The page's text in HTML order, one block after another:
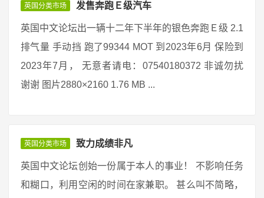
英国分类市场 发售奔跑Ｅ级汽车
英国中文论坛出一辆十二年下半年的银色奔跑Ｅ级 2.1
排气量 手动挡 跑了99344 MOT 到2023年6月 保险到
2023年7月， 无意者请电：07540180372 非诚勿扰
谢谢 图片2880×2160 1.76 MB ...
英国分类市场 致力成绩非凡
英国中文论坛创始一份属于本人的事业！ 不影响任务
和糊口，利用空闲的时间在家兼职。 甚么叫不简略，